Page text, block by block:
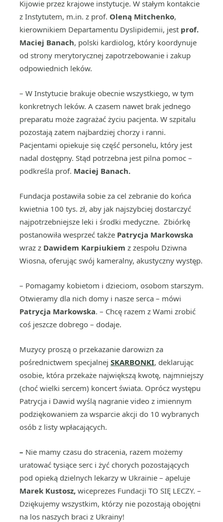
Kijowie przez krajowe instytucje. W stałym kontakcie
z Instytutem, m.in. z prof. Oleną Mitchenko,
kierownikiem Departamentu Dyslipidemii, jest prof.
Maciej Banach, polski kardiolog, który koordynuje
od strony merytorycznej zapotrzebowanie i zakup
odpowiednich leków.
– W Instytucie brakuje obecnie wszystkiego, w tym
konkretnych leków. A czasem nawet brak jednego
preparatu może zagrażać życiu pacjenta. W szpitalu
pozostają zatem najbardziej chorzy i ranni.
Pacjentami opiekuje się część personelu, który jest
nadal dostępny. Stąd potrzebna jest pilna pomoc –
podkreśla prof. Maciej Banach.
Fundacja postawiła sobie za cel zebranie do końca
kwietnia 100 tys. zł, aby jak najszybciej dostarczyć
najpotrzebniejsze leki i środki medyczne. Zbiórkę
postanowiła wesprzeć także Patrycja Markowska
wraz z Dawidem Karpiukiem z zespołu Dziwna
Wiosna, oferując swój kameralny, akustyczny występ.
– Pomagamy kobietom i dzieciom, osobom starszym.
Otwieramy dla nich domy i nasze serca – mówi
Patrycja Markowska. – Chcę razem z Wami zrobić
coś jeszcze dobrego – dodaje.
Muzycy proszą o przekazanie darowizn za
pośrednictwem specjalnej SKARBONKI, deklarując
osobie, która przekaże największą kwotę, najmniejszy
(choć wielki sercem) koncert świata. Oprócz występu
Patrycja i Dawid wyślą nagranie video z imiennym
podziękowaniem za wsparcie akcji do 10 wybranych
osób z listy wpłacających.
– Nie mamy czasu do stracenia, razem możemy
uratować tysiące serc i żyć chorych pozostających
pod opieką dzielnych lekarzy w Ukrainie – apeluje
Marek Kustosz, wiceprezes Fundacji TO SIĘ LECZY. –
Dziękujemy wszystkim, którzy nie pozostają obojętni
na los naszych braci z Ukrainy!